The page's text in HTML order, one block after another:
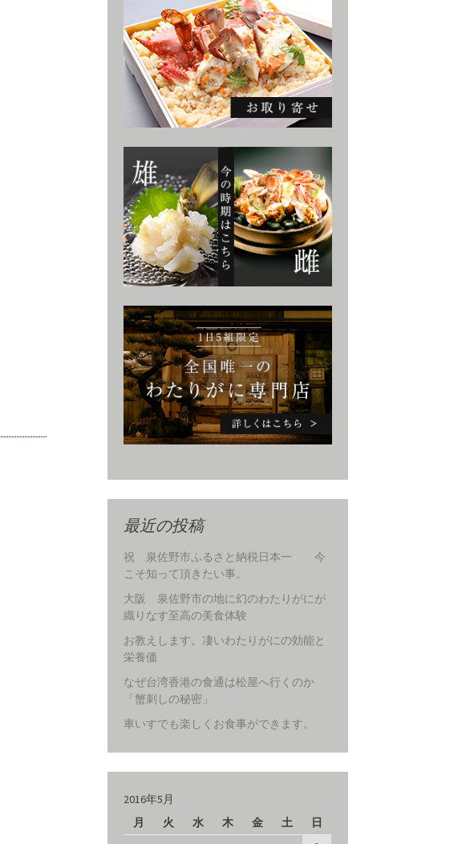
最近の投稿
祝 泉佐野市ふるさと納税日本一 今
こそ知って頂きたい事。
大阪 泉佐野市の地に幻のわたりがにが
織りなす至高の美食体験
お教えします。凄いわたりがにの効能と
栄養価
なぜ台湾香港の食通は松屋へ行くのか
「蟹刺しの秘密」
車いすでも楽しくお食事ができます。
2016年5月
月
火 水 木 金 土 日